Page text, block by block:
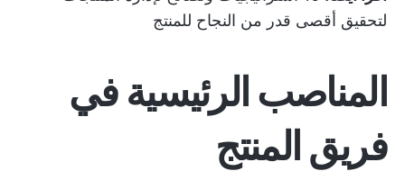
لتحقيق أقصى قدر من النجاح للمنتج
المناصب الرئيسية في
فريق المنتج